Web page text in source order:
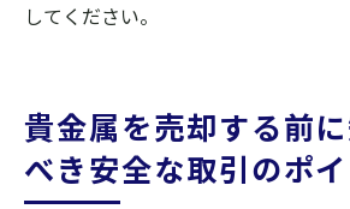
してください。
貴金属を売却する前
べき安全な取引のポ